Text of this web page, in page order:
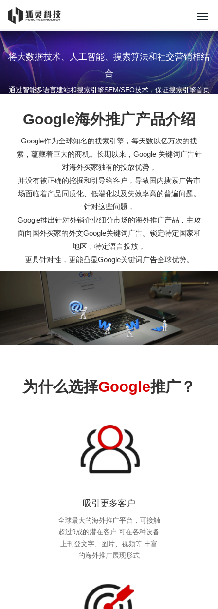
将大数据技术、人工智能、搜索算法和社交营销相结
合
通过智能多语言建站和搜索引擎SEM/SEO技术，保证搜索引擎首页
Google海外推广产品介绍
Google作为全球知名的搜索引擎，每天数以亿万次的搜
索，蕴藏着巨大的商机。长期以来，Google 关键词广告针
对海外买家独有的投放优势，
并没有被正确的挖掘和引导给客户，导致国内搜索广告市
场面临着产品同质化、低端化以及失效率高的普遍问题。
针对这些问题，
Google推出针对外销企业细分市场的海外推广产品，主攻
面向国外买家的外文Google关键词广告。锁定特定国家和
地区，特定语言投放，
更具针对性，更能凸显Google关键词广告全球优势。
为什么选择Google推广？
吸引更多客户
全球最大的海外推广平台，可接触
超过9成的潜在客户 可在各种设备
上刊登文字、图片、视频等 丰富
的海外推广展现形式